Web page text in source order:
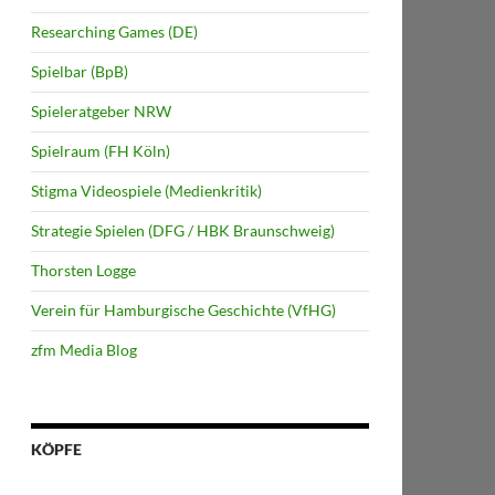
Researching Games (DE)
Spielbar (BpB)
Spieleratgeber NRW
Spielraum (FH Köln)
Stigma Videospiele (Medienkritik)
Strategie Spielen (DFG / HBK Braunschweig)
Thorsten Logge
Verein für Hamburgische Geschichte (VfHG)
zfm Media Blog
KÖPFE